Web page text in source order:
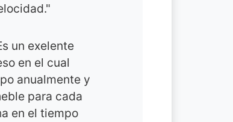
un exelente
en el cual
anualmente y
para cada
en el tiempo